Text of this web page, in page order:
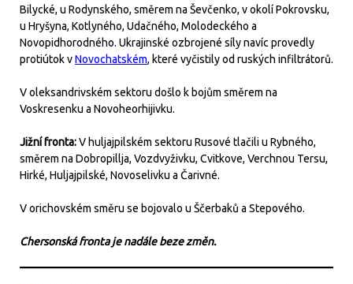
Bilycké, u Rodynského, směrem na Ševčenko, v okolí Pokrovsku,
u Hryšyna, Kotlyného, Udačného, Molodeckého a
Novopidhorodného. Ukrajinské ozbrojené síly navíc provedly
protiútok vNovochatském, které vyčistily od ruských infiltrátorů.
V oleksandrivském sektoru došlo k bojům směrem na
Voskresenku a Novoheorhijivku.
Jižní fronta:V huljajpilském sektoru Rusové tlačili u Rybného,
směrem na Dobropillja, Vozdvyživku, Cvitkove, Verchnou Tersu,
Hirké, Huljajpilské, Novoselivku a Čarivné.
V orichovském směru se bojovalo u Ščerbaků a Stepového.
Chersonská fronta je nadále beze změn.